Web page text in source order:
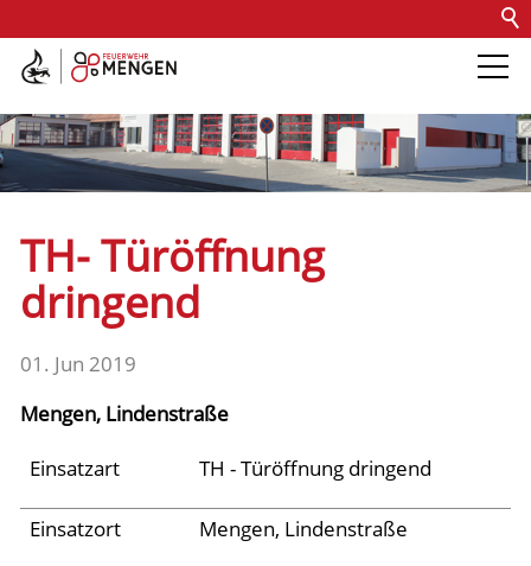
Kontakt Impressum
Barrierefreiheit
Die Feuerwehr
Fachdienste
Fahrzeuge
Einsätze
Jugend
TH- Türöffnung
dringend
01. Jun 2019
Mengen, Lindenstraße
Einsatzart
TH - Türöffnung dringend
Einsatzort Mengen, Lindenstraße